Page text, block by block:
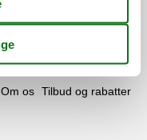
Kontakt Cookies FAQ
Om os Tilbud og rabatter